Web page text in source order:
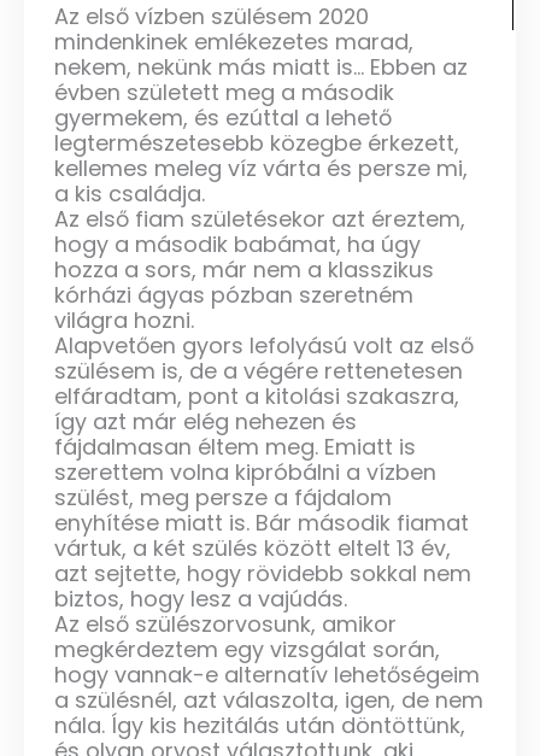
Az első vízben szülésem 2020
mindenkinek emlékezetes marad,
nekem, nekünk más miatt is... Ebben az
évben született meg a második
gyermekem, és ezúttal a lehető
legtermészetesebb közegbe érkezett,
kellemes meleg víz várta és persze mi,
a kis családja.
Az első fiam születésekor azt éreztem,
hogy a második babámat, ha úgy
hozza a sors, már nem a klasszikus
kórházi ágyas pózban szeretném
világra hozni.
Alapvetően gyors lefolyású volt az első
szülésem is, de a végére rettenetesen
elfáradtam, pont a kitolási szakaszra,
így azt már elég nehezen és
fájdalmasan éltem meg. Emiatt is
szerettem volna kipróbálni a vízben
szülést, meg persze a fájdalom
enyhítése miatt is. Bár második fiamat
vártuk, a két szülés között eltelt 13 év,
azt sejtette, hogy rövidebb sokkal nem
biztos, hogy lesz a vajúdás.
Az első szülészorvosunk, amikor
megkérdeztem egy vizsgálat során,
hogy vannak-e alternatív lehetőségeim
a szülésnél, azt válaszolta, igen, de nem
nála. Így kis hezitálás után döntöttünk,